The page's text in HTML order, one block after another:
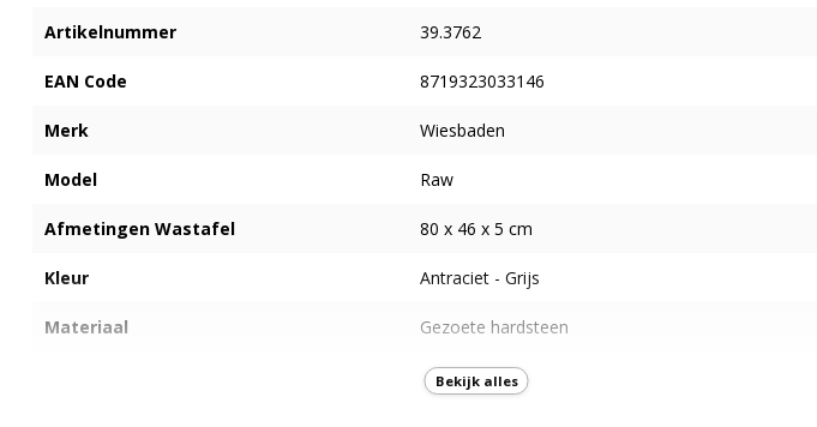
Artikelnummer 39.3762
EAN Code 8719323033146
Merk Wiesbaden
Model Raw
Afmetingen Wastafel 80 x 46 x 5 cm
Kleur Antraciet - Grijs
Materiaal Gezoete hardsteen
Bekijk alles